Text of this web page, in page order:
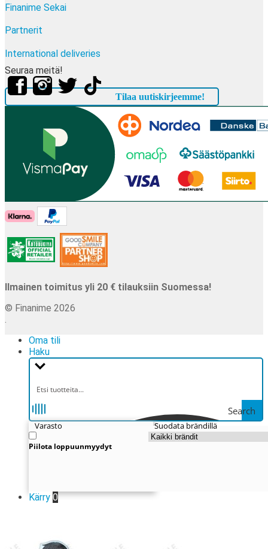
Finanime Sekai
Partnerit
International deliveries
Seuraa meitä!
Tilaa uutiskirjeemme!
Ilmainen toimitus yli 20 € tilauksiin Suomessa!
© Finanime 2026
.
Oma tili
Haku
Search
Varasto
Piilota loppuunmyydyt
Suodata brändillä
Kärry 0